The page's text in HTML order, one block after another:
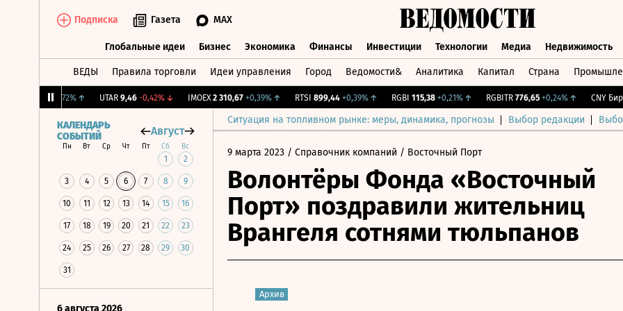
Подписка Газета MAX
Глобальные идеи Бизнес Экономика Финансы Инвестиции Технологии Медиа Недвижимость
ВЕДЫ Правила торговли Идеи управления Город Ведомости& Аналитика Капитал Страна
+6,72%↑ UTAR 9,46 -0,42%↓ IMOEX 2 310,67 +0,39%↑ RTSI 899,44 +0,39%↑ RGBI 115,38 +0,21%↑ RGBITR 776,65 +0,24%↑ CNY Бирж.
Ситуация на топливном рынке: меры, динамика, прогнозы Выбор редакции
КАЛЕНДАРЬ
СОБЫТИЙ
Август
Пн Вт Ср Чт Пт Сб Вс
1 2
3 4 5 6 7 8 9
10 11 12 13 14 15 16
17 18 19 20 21 22 23
24 25 26 27 28 29 30
31
6 августа 2026
9 марта 2023 / Справочник компаний / Восточный Порт
Волонтёры Фонда «Восточный
Порт» поздравили жительниц
Врангеля сотнями тюльпанов
Архив